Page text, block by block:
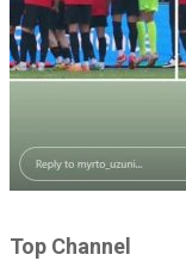
Top Channel